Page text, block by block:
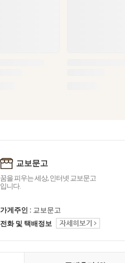
교보문고
꿈을 피우는 세상, 인터넷 교보문고
입니다.
가게주인 : 교보문고
전화 및 택배정보